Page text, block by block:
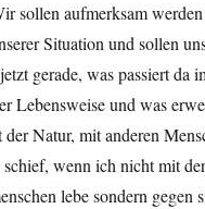
sollen aufmerksam
Situation und sollen
gerade, was passiert da
Lebensweise und was
Natur, mit anderen
wenn ich nicht mit
lebe sondern gegen